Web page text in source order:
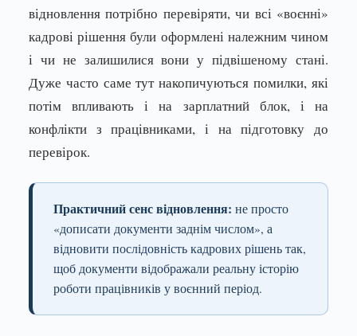
відновлення потрібно перевіряти, чи всі «воєнні»
кадрові рішення були оформлені належним чином
і чи не залишилися вони у підвішеному стані.
Дуже часто саме тут накопичуються помилки, які
потім впливають і на зарплатний блок, і на
конфлікти з працівниками, і на підготовку до
перевірок.
Практичний сенс відновлення: не просто
«дописати документи заднім числом», а
відновити послідовність кадрових рішень так,
щоб документи відображали реальну історію
роботи працівників у воєнний період.